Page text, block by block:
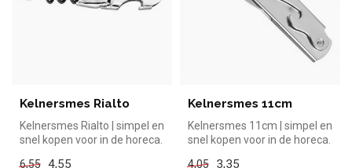
Kelnersmes Rialto
Kelnersmes Rialto | simpel en
snel kopen voor in de horeca.
6,55 4,55
Kelnersmes 11cm
Kelnersmes 11cm | simpel en
snel kopen voor in de horeca.
4,05
3,35